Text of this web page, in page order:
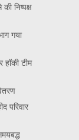
निष्पक्ष
गया
हॉकी टीम
परिवार